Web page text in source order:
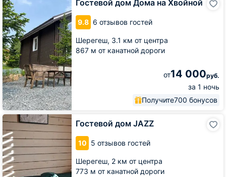
Гостевой дом Дома на Хвойной
9.8 6 отзывов гостей
Шерегеш, 3.1 км от центра
867 м от канатной дороги
от14 000руб.
за 1 ночь
Получите700 бонусов
дом
Дома
на
Хвойной
Гостевой дом JAZZ
10 5 отзывов гостей
Шерегеш, 2 км от центра
773 м от канатной дороги
Гостевой
JAZZ